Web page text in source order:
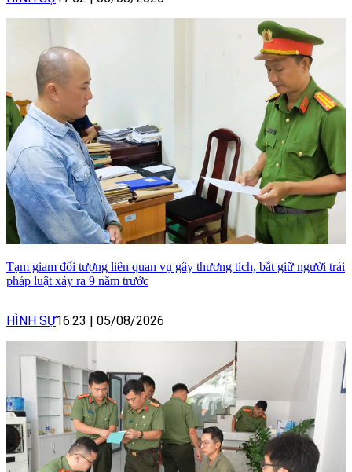
Tạm giam đối tượng liên quan vụ gây thương tích, bắt giữ người trái
pháp luật xảy ra 9 năm trước
HÌNH SỰ16:23 05/08/2026